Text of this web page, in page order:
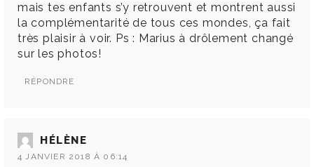
mais tes enfants s’y retrouvent et montrent aussi
la complémentarité de tous ces mondes, ça fait
très plaisir à voir. Ps : Marius à drôlement changé
sur les photos!
RÉPONDRE
HÉLÈNE
4 JANVIER 2018 À 06:14